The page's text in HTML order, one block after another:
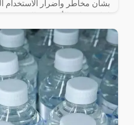
بشأن مخاطر وأضرار الاستخدام
أو